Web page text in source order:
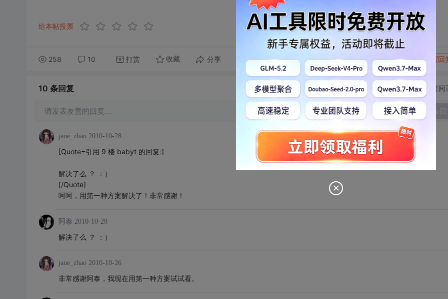
给本帖投票
258 10 打赏 收藏 分享 转发到动态 举报 写回
10 条回复 切换为时间
请发表友善的回复…
jane_zhao 2010-10-28
[Quote=引用 9 楼 babyt 的回复:]
解决了么 ？ ：）
[/Quote]
呵呵，用第一种方案解决了！非常感谢！
阿泰 2010-10-28
解决了么 ？ ：）
jane_zhao 2010-10-26
非常感谢阿泰，我现在用第一种方案试试看。